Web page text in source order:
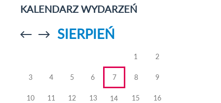
KALENDARZ WYDARZEŃ
Przejdź doPrzejdź do
SIERPIEŃ
1 2
3 4 5 6 7 8 9
10 11 12 13 14 15 16